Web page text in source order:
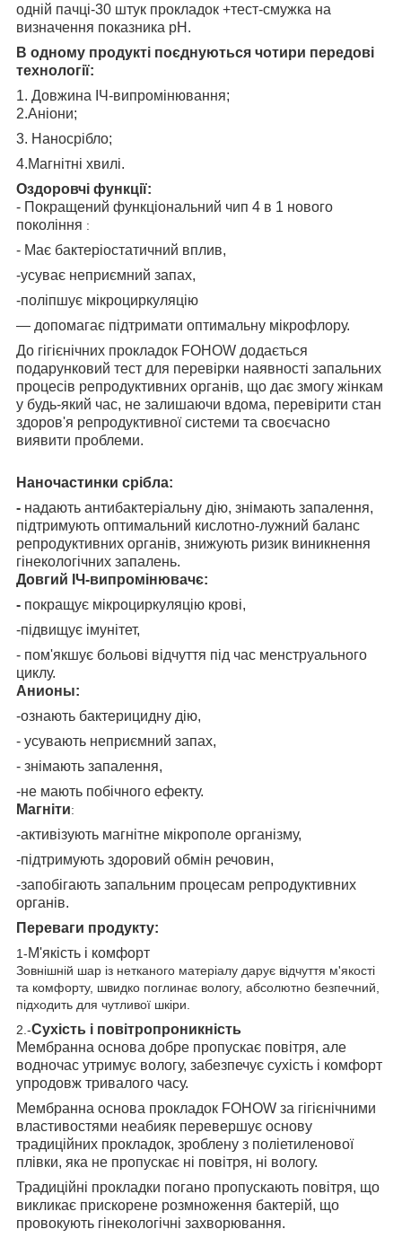
одній пачці-30 штук прокладок +тест-смужка на
визначення показника pH.
В одному продукті поєднуються чотири передові
технології:
1. Довжина ІЧ-випромінювання;
2.Аніони;
3. Наносрібло;
4.Магнітні хвилі.
Оздоровчі функції:
- Покращений функціональний чип 4 в 1 нового
покоління :
- Має бактеріостатичний вплив,
-усуває неприємний запах,
-поліпшує мікроциркуляцію
— допомагає підтримати оптимальну мікрофлору.
До гігієнічних прокладок FOHOW додається
подарунковий тест для перевірки наявності запальних
процесів репродуктивних органів, що дає змогу жінкам
у будь-який час, не залишаючи вдома, перевірити стан
здоров'я репродуктивної системи та своєчасно
виявити проблеми.
Наночастинки срібла:
- надають антибактеріальну дію, знімають запалення,
підтримують оптимальний кислотно-лужний баланс
репродуктивних органів, знижують ризик виникнення
гінекологічних запалень.
Довгий ІЧ-випромінювачє:
- покращує мікроциркуляцію крові,
-підвищує імунітет,
- пом'якшує больові відчуття під час менструального
циклу.
Анионы:
-ознають бактерицидну дію,
- усувають неприємний запах,
- знімають запалення,
-не мають побічного ефекту.
Магніти:
-активізують магнітне мікрополе організму,
-підтримують здоровий обмін речовин,
-запобігають запальним процесам репродуктивних
органів.
Переваги продукту:
1-М'якість і комфорт
Зовнішній шар із нетканого матеріалу дарує відчуття м'якості
та комфорту, швидко поглинає вологу, абсолютно безпечний,
підходить для чутливої шкіри.
2.-Сухість і повітропроникність
Мембранна основа добре пропускає повітря, але
водночас утримує вологу, забезпечує сухість і комфорт
упродовж тривалого часу.
Мембранна основа прокладок FOHOW за гігієнічними
властивостями неабияк перевершує основу
традиційних прокладок, зроблену з поліетиленової
плівки, яка не пропускає ні повітря, ні вологу.
Традиційні прокладки погано пропускають повітря, що
викликає прискорене розмноження бактерій, що
провокують гінекологічні захворювання.